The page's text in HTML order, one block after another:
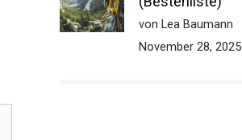
von Lea Baumann
November 28, 2025